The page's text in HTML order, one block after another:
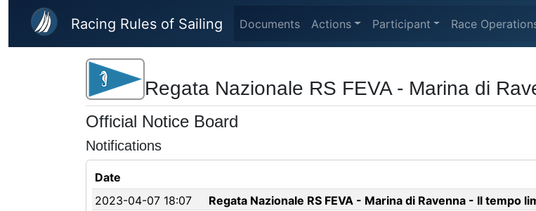
Skip to main content
Racing Rules of Sailing Documents Actions Participant Race
Regata Nazionale RS FEVA - Marina di
Official Notice Board
Notifications
Date
2023-04-07 18:07
Regata Nazionale RS FEVA - Marina di Ravenna - Il tempo